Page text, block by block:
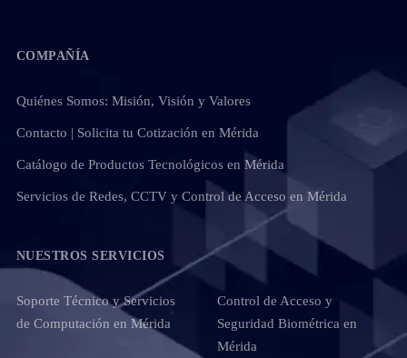
COMPAÑÍA
Quiénes Somos: Misión, Visión y Valores
Contacto | Solicita tu Cotización en Mérida
Catálogo de Productos Tecnológicos en Mérida
Servicios de Redes, CCTV y Control de Acceso en Mérida
NUESTROS SERVICIOS
Soporte Técnico y Servicios
de Computación en Mérida
Control de Acceso y
Seguridad Biométrica en
Mérida